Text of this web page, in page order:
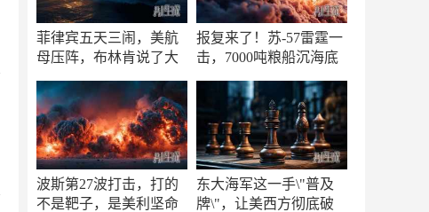
菲律宾五天三闹，美航
母压阵，布林肯说了大
报复来了！苏-57雷霆一
击，7000吨粮船沉海底
波斯第27波打击，打的
不是靶子，是美利坚命
东大海军这一手\"普及
牌\"，让美西方彻底破